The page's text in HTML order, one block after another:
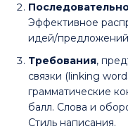
Эффективное
идей/
Требования,
связки (linking
грамматические
балл. Слова и
Стиль написания.